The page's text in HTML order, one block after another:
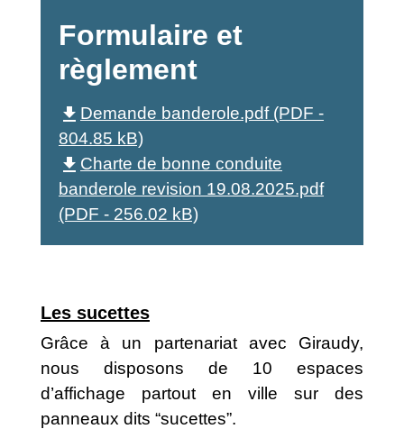
Formulaire et
règlement
file_download Demande banderole.pdf (PDF -
804.85 kB)
file_download Charte de bonne conduite
banderole revision 19.08.2025.pdf
(PDF - 256.02 kB)
Les sucettes
Grâce à un partenariat avec Giraudy,
nous disposons de 10 espaces
d’affichage partout en ville sur des
panneaux dits “sucettes”.